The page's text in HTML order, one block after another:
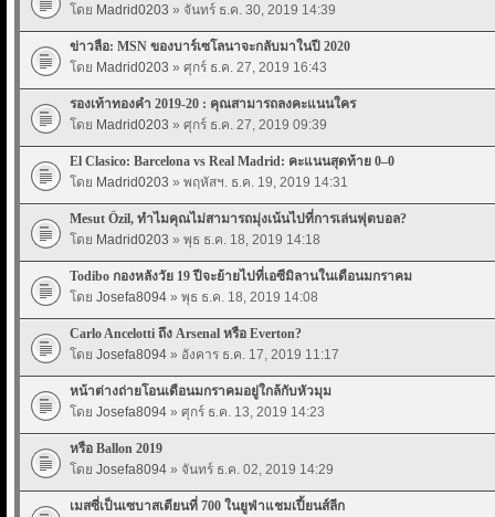
โดย Madrid0203 » จันทร์ ธ.ค. 30, 2019 14:39
ข่าวลือ: MSN ของบาร์เซโลนาจะกลับมาในปี 2020
โดย Madrid0203 » ศุกร์ ธ.ค. 27, 2019 16:43
รองเท้าทองคำ 2019-20 : คุณสามารถลงคะแนนใคร
โดย Madrid0203 » ศุกร์ ธ.ค. 27, 2019 09:39
El Clasico: Barcelona vs Real Madrid: คะแนนสุดท้าย 0–0
โดย Madrid0203 » พฤหัสฯ. ธ.ค. 19, 2019 14:31
Mesut Özil, ทำไมคุณไม่สามารถมุ่งเน้นไปที่การเล่นฟุตบอล?
โดย Madrid0203 » พุธ ธ.ค. 18, 2019 14:18
Todibo กองหลังวัย 19 ปีจะย้ายไปที่เอซีมิลานในเดือนมกราคม
โดย Josefa8094 » พุธ ธ.ค. 18, 2019 14:08
Carlo Ancelotti ถึง Arsenal หรือ Everton?
โดย Josefa8094 » อังคาร ธ.ค. 17, 2019 11:17
หน้าต่างถ่ายโอนเดือนมกราคมอยู่ใกล้กับหัวมุม
โดย Josefa8094 » ศุกร์ ธ.ค. 13, 2019 14:23
หรือ Ballon 2019
โดย Josefa8094 » จันทร์ ธ.ค. 02, 2019 14:29
เมสซี่เป็นเซบาสเตียนที่ 700 ในยูฟ่าแชมเปี้ยนส์ลีก